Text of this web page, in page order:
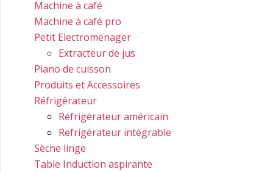
Machine à café
Machine à café pro
Petit Electromenager
Extracteur de jus
Piano de cuisson
Produits et Accessoires
Réfrigérateur
Réfrigérateur américain
Refrigérateur intégrable
Sèche linge
Table Induction aspirante